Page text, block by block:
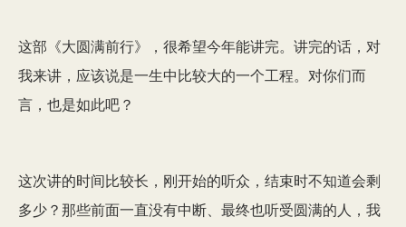
这部《大圆满前行》，很希望今年能讲完。讲完的话，对
我来讲，应该说是一生中比较大的一个工程。对你们而
言，也是如此吧？
这次讲的时间比较长，刚开始的听众，结束时不知道会剩
多少？那些前面一直没有中断、最终也听受圆满的人，我